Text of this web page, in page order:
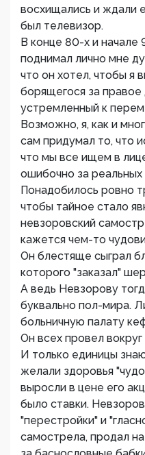
восхищались и ждали
был телевизор.
В конце 80-х и
поднимал лично мне
что он хотел, чтобы я
борящегося за
устремленный к
Возможно, я, как и
сам придумал то, что
что мы все ищем в
ошибочно за реальных
Понадобилось ровно
чтобы тайное стало
невзоровский
кажется чем-то
Он блестяще сыграл
которого "заказал"
А ведь Невзорову
буквально пол-мира.
больничную палату
Он всех провел вокруг
И только единицы
желали здоровья
выросли в цене его
было ставки.
"перестройки" и
самострела, продал